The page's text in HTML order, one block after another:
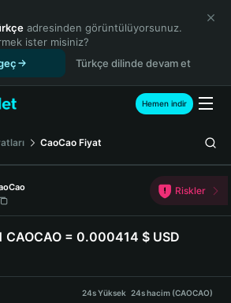
adresinden görüntülüyorsunuz.
ister misiniz?
Türkçe dilinde devam et
Hemen indir
CaoCao Fiyat
Riskler
CAOCAO = 0.000414 $ USD
24s Yüksek 24s hacim (CAOCAO)